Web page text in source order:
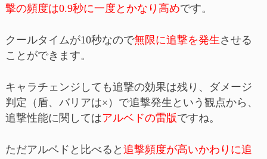
撃の頻度は0.9秒に一度とかなり高めです。
クールタイムが10秒なので無限に追撃を発生 させる
ことができます。
キャラチェンジしても追撃の効果は残り、ダメージ
判定（盾、バリアは×）で追撃発生という観点から、
追撃性能に関してはアルベドの雷版ですね。
ただアルベドと比べると 追撃頻度が高いかわりに追